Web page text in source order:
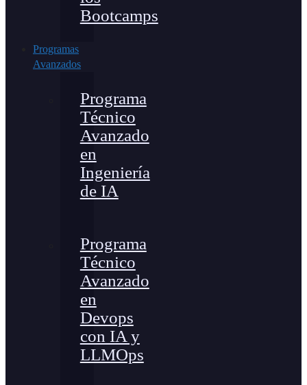
Bootcamps
Programas
Avanzados
Programa
Técnico
Avanzado
en
Ingeniería
de IA
Programa
Técnico
Avanzado
en
Devops
con IA y
LLMOps